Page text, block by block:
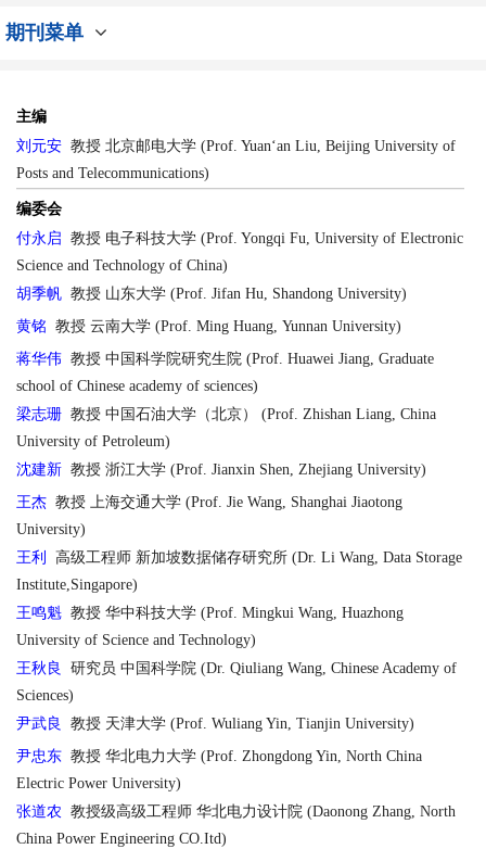
期刊菜单
主编
刘元安 教授 北京邮电大学 (Prof. Yuan‘an Liu, Beijing University of
Posts and Telecommunications)
编委会
付永启 教授 电子科技大学 (Prof. Yongqi Fu, University of Electronic
Science and Technology of China)
胡季帆 教授 山东大学 (Prof. Jifan Hu, Shandong University)
黄铭 教授 云南大学 (Prof. Ming Huang, Yunnan University)
蒋华伟 教授 中国科学院研究生院 (Prof. Huawei Jiang, Graduate
school of Chinese academy of sciences)
梁志珊 教授 中国石油大学（北京） (Prof. Zhishan Liang, China
University of Petroleum)
沈建新 教授 浙江大学 (Prof. Jianxin Shen, Zhejiang University)
王杰 教授 上海交通大学 (Prof. Jie Wang, Shanghai Jiaotong
University)
王利
高级工程师 新加坡数据储存研究所 (Dr. Li Wang, Data Storage
Institute,Singapore)
王鸣魁 教授 华中科技大学 (Prof. Mingkui Wang, Huazhong
University of Science and Technology)
王秋良
研究员 中国科学院 (Dr. Qiuliang Wang, Chinese Academy of
Sciences)
尹武良 教授 天津大学 (Prof. Wuliang Yin, Tianjin University)
尹忠东 教授 华北电力大学 (Prof. Zhongdong Yin, North China
Electric Power University)
张道农 教授级高级工程师 华北电力设计院 (Daonong Zhang, North
China Power Engineering CO.Itd)